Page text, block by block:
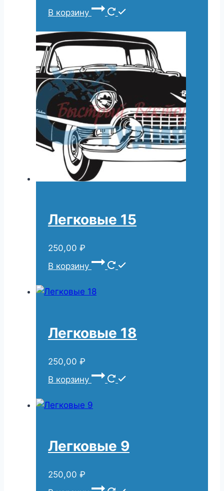
В корзину
Легковые 15
250,00 ₽
В корзину
Легковые 18
250,00 ₽
В корзину
Легковые 9
250,00 ₽